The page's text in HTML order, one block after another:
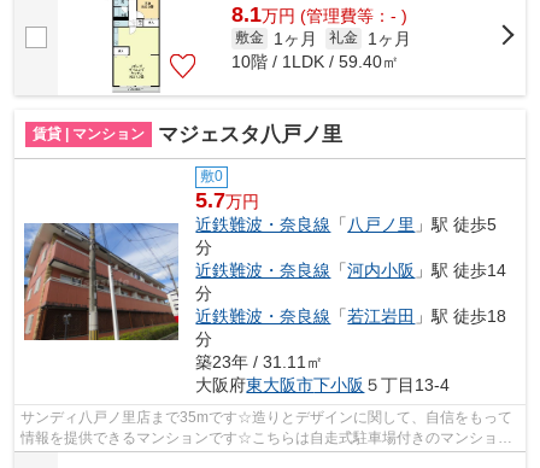
8.1万円 (管理費等：- )
敷金 1ヶ月 礼金
1ヶ月
10階 / 1LDK / 59.40㎡
賃貸 | マンション マジェスタ八戸ノ里
敷0
5.7万円
近鉄難波・奈良線 「 八戸ノ里 」駅 徒歩5
分
近鉄難波・奈良線 「河内小阪 」駅 徒歩14
分
近鉄難波・奈良線 「若江岩田 」駅 徒歩18
分
築23年 / 31.11㎡
大阪府東大阪市下小阪 ５丁目13-4
サンディ八戸ノ里店まで35mです☆造りとデザインに関して、自信をもって
情報を提供できるマンションです☆こちらは自走式駐車場付きのマンション